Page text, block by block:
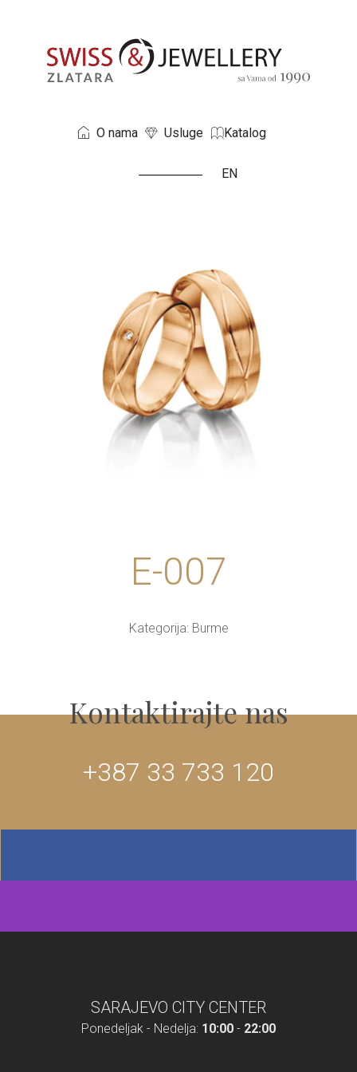
O nama Usluge Katalog
EN
E-007
Kategorija: Burme
Kontaktirajte nas
+387 33 733 120
SARAJEVO CITY CENTER
Ponedeljak - Nedelja: 10:00 - 22:00